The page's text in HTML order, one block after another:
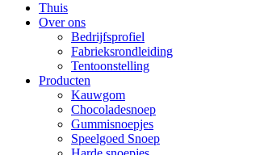
Thuis
Over ons
Bedrijfsprofiel
Fabrieksrondleiding
Tentoonstelling
Producten
Kauwgom
Chocoladesnoep
Gummisnoepjes
Speelgoed Snoep